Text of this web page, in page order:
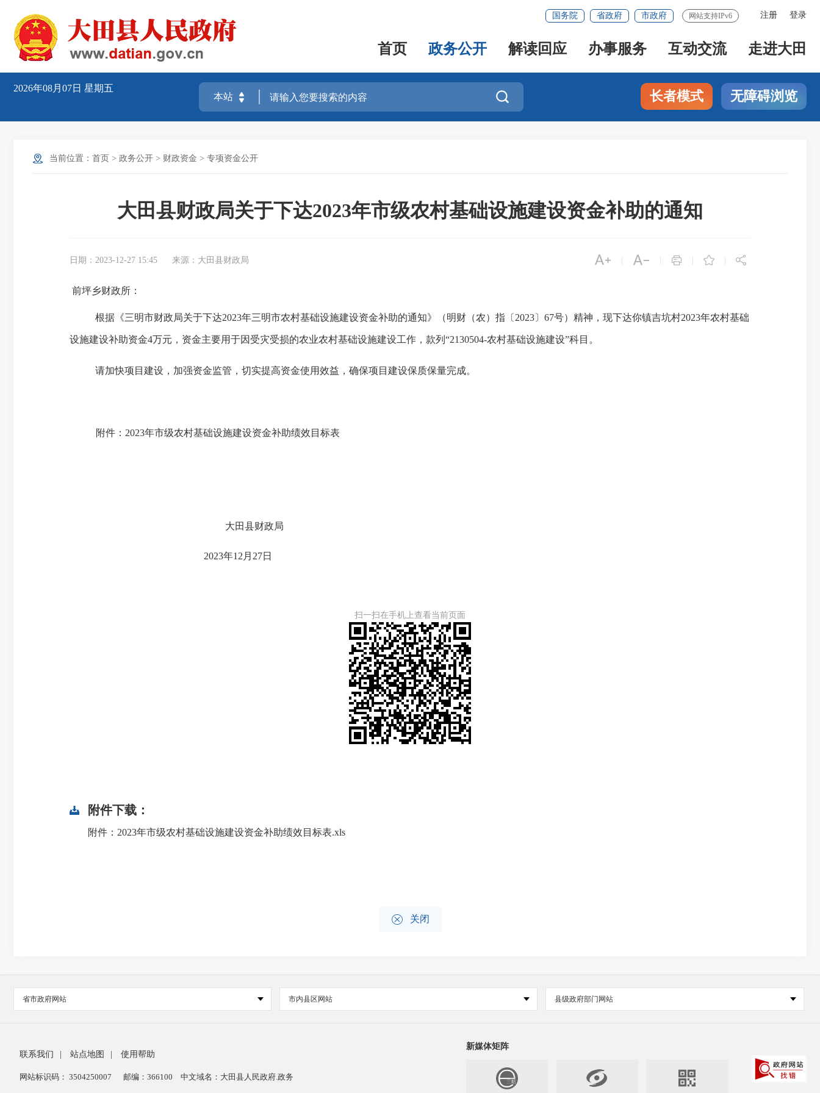
注册 登录
国务院 省政府 市政府 网站支持IPv6
首页 政务公开 解读回应 办事服务 互动交流 走进大田
2026年08月07日 星期五
 长者模式 无障碍浏览
当前位置： 首页 > 政务公开 > 财政资金 > 专项资金公开
大田县财政局关于下达2023年市级农村基础设施建设资金补助的通知
日期：2023-12-27 15:45 来源：大田县财政局     
前坪乡财政所 ：
根据 《三明市财政局关于下达2023年三明市农村基础设施建设资金补助的通知》（明财（农） 指〔 2023〕 67号）精神，现下达你镇吉坑村2023年农村基础
设施建设补助资金4万元， 资金主要用于因受灾受损的农业农村基础设施建设工作 ， 款列 “2130504-农村基础设施建设”科目。
请加快项目建设 ， 加强资金监管， 切实提高资金使用效益 ， 确保项目建设保质保量完成。
附件： 2023年市级农村基础设施建设资金补助绩效目标表
大田县财政局
2023年12 月 27日
扫一扫在手机上查看当前页面
附件下载：
附件：2023年市级农村基础设施建设资金补助绩效目标表.xls
 关闭
省市政府网站 市内县区网站 县级政府部门网站
联系我们 站点地图 使用帮助
网站标识码： 3504250007 邮编：366100 中文域名：大田县人民政府.政务
新媒体矩阵
 